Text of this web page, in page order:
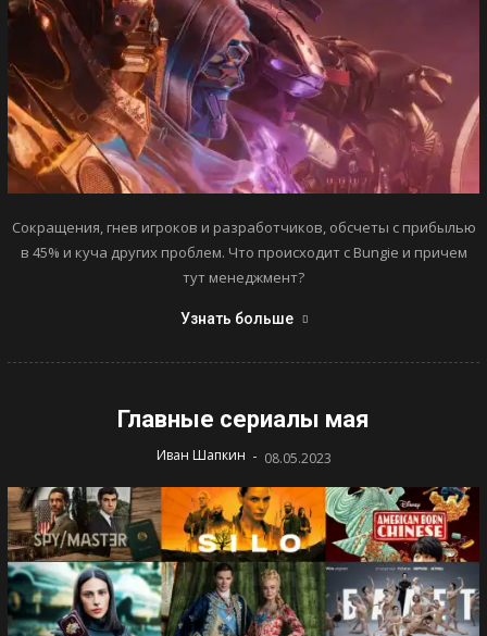
Сокращения, гнев игроков и разработчиков, обсчеты с прибылью
в 45% и куча других проблем. Что происходит с Bungie и причем
тут менеджмент?
Узнать больше
Главные сериалы мая
Иван Шапкин - 08.05.2023